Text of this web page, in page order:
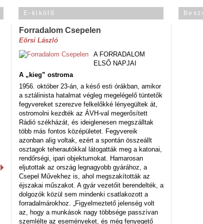
E-kikötő
Forradalom Csepelen
Eörsi László
A FORRADALOM
ELSŐ NAPJAI
A „kieg” ostroma
1956. október 23-án, a késő esti órákban, amikor
a sztálinista hatalmat végleg megelégelő tüntetők
fegyvereket szerezve felkelőkké lényegültek át,
ostromolni kezdték az ÁVH-val megerősített
Rádió székházát, és ideiglenesen megszálltak
több más fontos középületet. Fegyvereik
azonban alig voltak, ezért a spontán összeállt
osztagok teherautókkal látogatták meg a katonai,
rendőrségi, ipari objektumokat. Hamarosan
eljutottak az ország legnagyobb gyárához, a
Csepel Művekhez is, ahol megszakították az
éjszakai műszakot. A gyár vezetőit berendelték, a
dolgozók közül sem mindenki csatlakozott a
forradalmárokhoz. „Figyelmeztető jelenség volt
az, hogy a munkások nagy többsége passzívan
szemlélte az eseményeket, és még fenyegető